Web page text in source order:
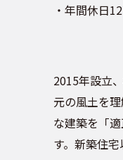
・年間休日
2015年設立
元の風土を
な建築を「
す。新築住